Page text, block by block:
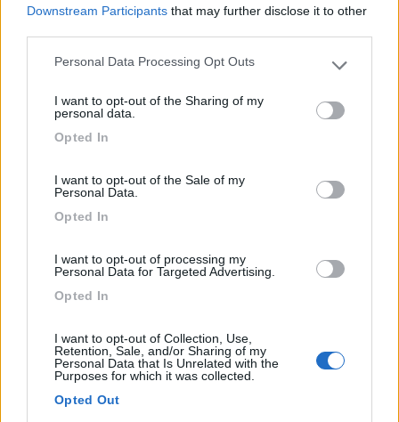
Downstream Participants that may further disclose it to other
Please note that this website/app uses one or more Google
not limited to your visit or usage behaviour. You may click to
grant or deny consent to Google and its third-party tags to
use your data for below specified purposes in below Google
Personal Data Processing Opt Outs
I want to opt-out of the Sharing of my
personal data.
Opted In
I want to opt-out of the Sale of my
Personal Data.
Opted In
I want to opt-out of processing my
Personal Data for Targeted Advertising.
Opted In
I want to opt-out of Collection, Use,
Retention, Sale, and/or Sharing of my
Personal Data that Is Unrelated with the
Purposes for which it was collected.
Opted Out
alan
Apollo 13
Inserito il05/06/2023 alle:12:17:07
In risposta al messaggio di
grazie delle informazioni ,, il camper e' attaccato alla 220 con un
programmatore di circa 5 ore per 3 volte alla settimana. e' un carthago
del 2015 con caricabatteria cbe nero. laq prima batteria e' ancora in
...
Se avevi bisogno di ricaricare le batterie a giorni alterni le
batterie mi sembrano in pessimo stato.
presa temporizzata mi sembra una pessima idea.
Lo stolto non sa tacere
Il poeta nos...